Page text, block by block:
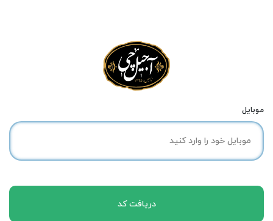
موبایل
دریافت کد